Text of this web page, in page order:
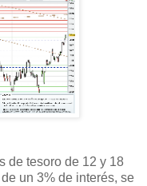
de tesoro de 12 y 18
un 3% de interés, se